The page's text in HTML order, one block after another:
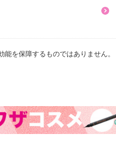
を保障するものではありません。